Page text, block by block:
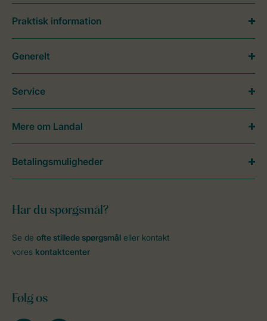
Har du spørgsmål?
Se de ofte stillede spørgsmål eller kontakt
vores kontaktcenter
Følg os
Praktisk information
Generelt
Service
Mere om Landal
Betalingsmuligheder